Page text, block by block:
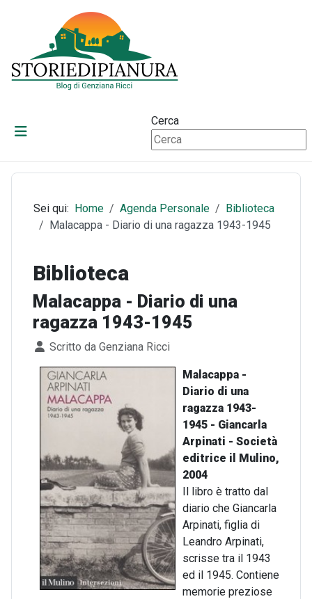
Cerca
Sei qui: Home Agenda Personale
Biblioteca
Malacappa - Diario di una ragazza 1943-1945
Biblioteca
Malacappa - Diario di una
ragazza 1943-1945
Dettagli
Scritto da Genziana Ricci
Malacappa -
Diario di una
ragazza 1943-
1945 - Giancarla
Arpinati - Società
editrice il Mulino,
2004
Il libro è tratto dal
diario che Giancarla
Arpinati, figlia di
Leandro Arpinati,
scrisse tra il 1943
ed il 1945. Contiene
memorie preziose